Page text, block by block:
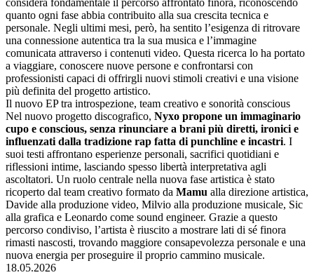
considera fondamentale il percorso affrontato finora, riconoscendo
quanto ogni fase abbia contribuito alla sua crescita tecnica e
personale. Negli ultimi mesi, però, ha sentito l’esigenza di ritrovare
una connessione autentica tra la sua musica e l’immagine
comunicata attraverso i contenuti video. Questa ricerca lo ha portato
a viaggiare, conoscere nuove persone e confrontarsi con
professionisti capaci di offrirgli nuovi stimoli creativi e una visione
più definita del progetto artistico.
Il nuovo EP tra introspezione, team creativo e sonorità conscious
Nel nuovo progetto discografico, Nyxo propone un immaginario
cupo e conscious, senza rinunciare a brani più diretti, ironici e
influenzati dalla tradizione rap fatta di punchline e incastri. I
suoi testi affrontano esperienze personali, sacrifici quotidiani e
riflessioni intime, lasciando spesso libertà interpretativa agli
ascoltatori. Un ruolo centrale nella nuova fase artistica è stato
ricoperto dal team creativo formato da Mamu alla direzione artistica,
Davide alla produzione video, Milvio alla produzione musicale, Sic
alla grafica e Leonardo come sound engineer. Grazie a questo
percorso condiviso, l’artista è riuscito a mostrare lati di sé finora
rimasti nascosti, trovando maggiore consapevolezza personale e una
nuova energia per proseguire il proprio cammino musicale.
18.05.2026